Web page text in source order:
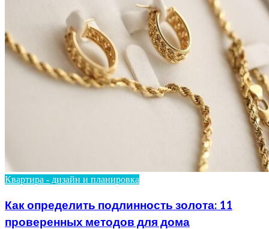
Квартира - дизайн и планировка
Как определить подлинность золота: 11
проверенных методов для дома